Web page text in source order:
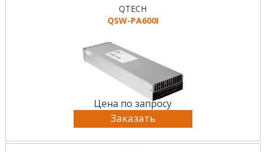
QTECH
QSW-PA600I
Цена по запросу
Заказать